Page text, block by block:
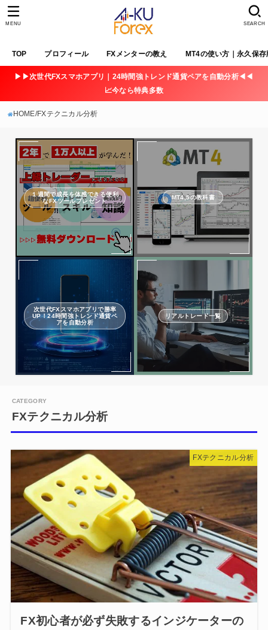
TOP プロフィール FXメンターの教え MT4の使い方｜永久保存
SEARCH
MENU
▶▶次世代FXスマホアプリ｜24時間強トレンド通貨ペアを自動分析◀◀
📈今なら特典多数
HOME FXテクニカル分析
１週間で成長を体感できる便利
なFXツールプレゼント
MT4,5の教科書
次世代FXスマホアプリで勝率
UP！24時間強トレンド通貨ペ
アを自動分析
リアルトレード一覧
FXテクニカル分析
FXテクニカル分析
FX初心者が必ず失敗するインジケーターの